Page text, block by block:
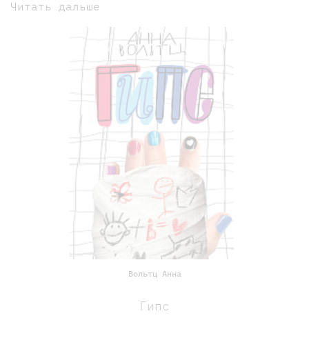
Читать дальше
Вольтц Анна
Гипс